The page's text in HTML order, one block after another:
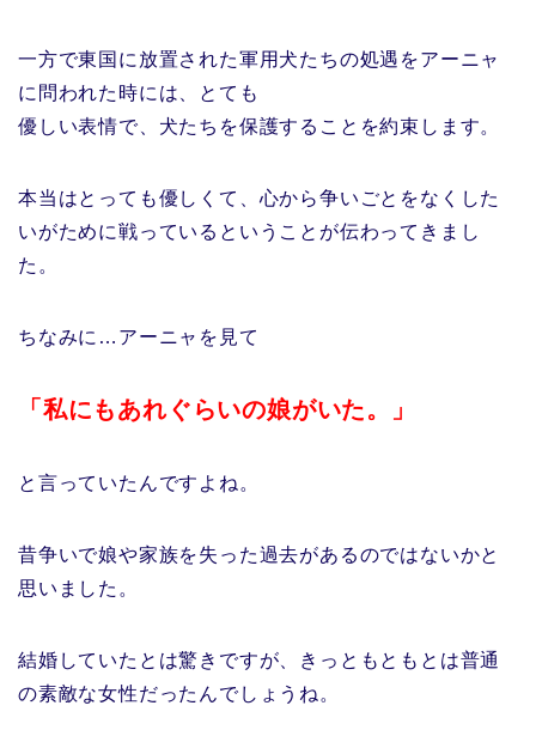
一方で東国に放置された軍用犬たちの処遇をアーニャ
に問われた時には、とても
優しい表情で、犬たちを保護することを約束します。
本当はとっても優しくて、心から争いごとをなくした
いがために戦っているということが伝わってきまし
た。
ちなみに…アーニャを見て
「私にもあれぐらいの娘がいた。」
と言っていたんですよね。
昔争いで娘や家族を失った過去があるのではないかと
思いました。
結婚していたとは驚きですが、きっともともとは普通
の素敵な女性だったんでしょうね。